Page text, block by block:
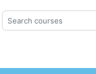
Search courses